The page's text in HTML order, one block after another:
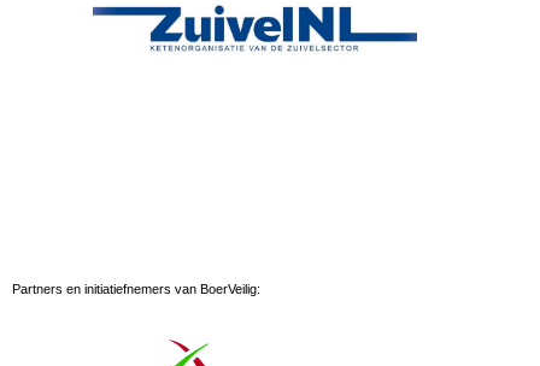
Partners en initiatiefnemers van BoerVeilig: